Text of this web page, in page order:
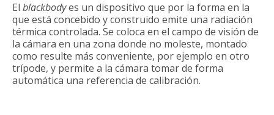
El blackbodyes un dispositivo que por la forma en la
que está concebido y construido emite una radiación
térmica controlada. Se coloca en el campo de visión de
la cámara en una zona donde no moleste, montado
como resulte más conveniente, por ejemplo en otro
trípode, y permite a la cámara tomar de forma
automática una referencia de calibración.